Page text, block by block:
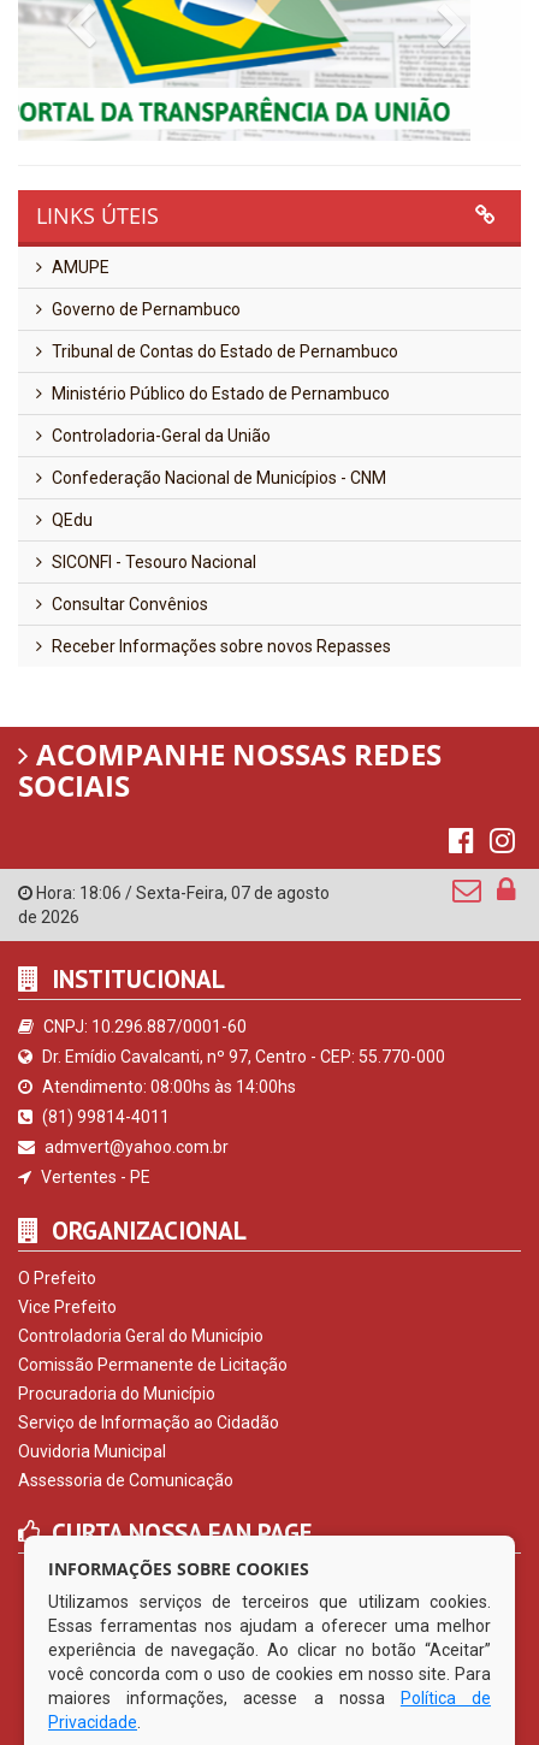
Previous
LINKS ÚTEIS
AMUPE
Governo de Pernambuco
Tribunal de Contas do Estado de Pernambuco
Ministério Público do Estado de Pernambuco
Controladoria-Geral da União
Confederação Nacional de Municípios - CNM
QEdu
SICONFI - Tesouro Nacional
Consultar Convênios
Receber Informações sobre novos Repasses
ACOMPANHE NOSSAS REDES
SOCIAIS
Hora: 18:06 /Sexta-Feira, 07 de agosto
de 2026
INSTITUCIONAL
CNPJ: 10.296.887/0001-60
Dr. Emídio Cavalcanti, nº 97, Centro - CEP: 55.770-000
Atendimento: 08:00hs às 14:00hs
(81) 99814-4011
admvert@yahoo.com.br
Vertentes - PE
ORGANIZACIONAL
O Prefeito
Vice Prefeito
Controladoria Geral do Município
Comissão Permanente de Licitação
Procuradoria do Município
Serviço de Informação ao Cidadão
Ouvidoria Municipal
Assessoria de Comunicação
CURTA NOSSA FAN PAGE
INFORMAÇÕES SOBRE COOKIES
Utilizamos serviços de terceiros que utilizam cookies.
Essas ferramentas nos ajudam a oferecer uma melhor
experiência de navegação. Ao clicar no botão “Aceitar”
você concorda com o uso de cookies em nosso site. Para
maiores informações, acesse a nossa
Política de
Privacidade